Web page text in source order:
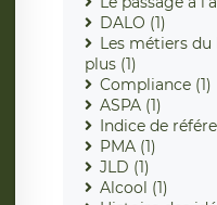
DALO (1)
Les métiers
plus (1)
Compliance (1)
ASPA (1)
Indice de
PMA (1)
JLD (1)
Alcool (1)